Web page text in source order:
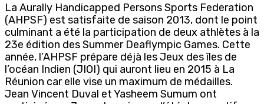
La Aurally Handicapped Persons Sports Federation
(AHPSF) est satisfaite de saison 2013, dont le point
culminant a été la participation de deux athlètes à la
23e édition des Summer Deaflympic Games. Cette
année, l’AHPSF prépare déjà les Jeux des îles de
l’océan Indien (JIOI) qui auront lieu en 2015 à La
Réunion car elle vise un maximum de médailles.
Jean Vincent Duval et Yasheem Sumum ont